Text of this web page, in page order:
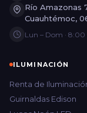
Río Amazonas
Cuauhtémoc,
Lun – Dom ·
ILUMINACIÓN
Renta de
Guirnaldas Edison